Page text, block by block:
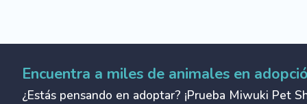
Encuentra a miles de animales en
¿Estás pensando en adoptar? ¡Prueba Miwuki Pet